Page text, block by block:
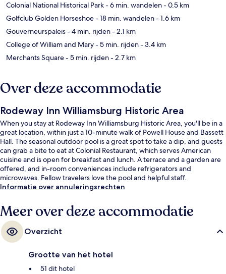
Colonial National Historical Park- 6 min. wandelen- 0.5 km
Golfclub Golden Horseshoe- 18 min. wandelen- 1.6 km
Gouverneurspaleis- 4 min. rijden- 2.1 km
College of William and Mary- 5 min. rijden- 3.4 km
Merchants Square- 5 min. rijden- 2.7 km
Over deze accommodatie
Rodeway Inn Williamsburg Historic Area
When you stay at Rodeway Inn Williamsburg Historic Area, you'll be in a
great location, within just a 10-minute walk of Powell House and Bassett
Hall. The seasonal outdoor pool is a great spot to take a dip, and guests
can grab a bite to eat at Colonial Restaurant, which serves American
cuisine and is open for breakfast and lunch. A terrace and a garden are
offered, and in-room conveniences include refrigerators and
microwaves. Fellow travelers love the pool and helpful staff.
Informatie over annuleringsrechten
Meer over deze accommodatie
Overzicht
Grootte van het hotel
51 dit hotel